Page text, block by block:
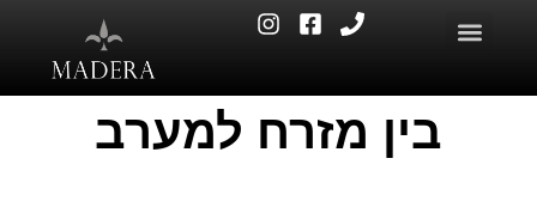
בין מזרח למערב